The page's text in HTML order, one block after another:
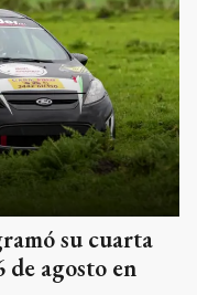
su cuarta
de agosto en